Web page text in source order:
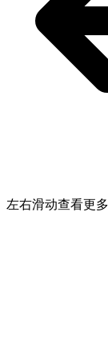
左右滑动查看更多